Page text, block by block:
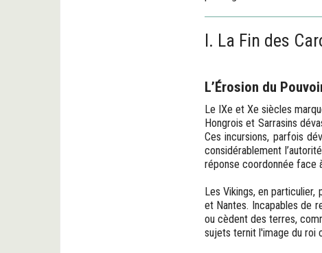
I. La Fin des
L’Érosion du
Le IXe et Xe siècles
Hongrois et Sarrasins
Ces incursions, parfois
considérablement
réponse coordonnée face
Les Vikings, en
et Nantes. Incapables de
ou cèdent des terres,
sujets ternit l'image du roi